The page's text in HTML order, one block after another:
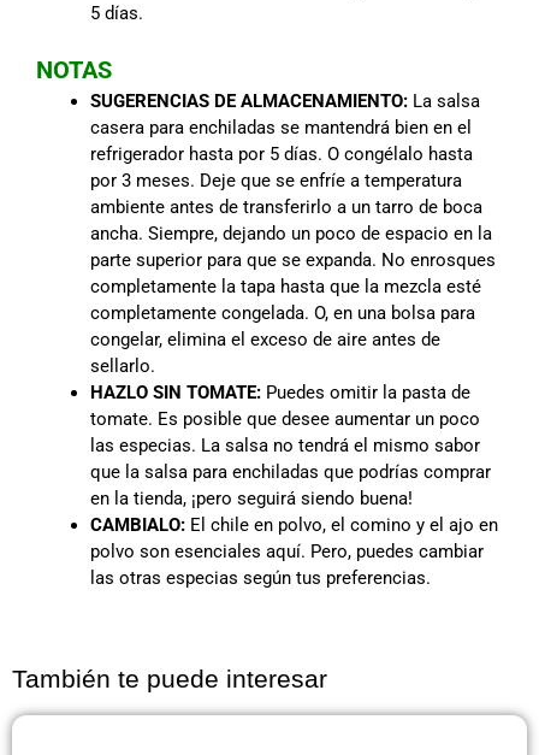
5 días.
NOTAS
SUGERENCIAS DE ALMACENAMIENTO: La salsa
casera para enchiladas se mantendrá bien en el
refrigerador hasta por 5 días. O congélalo hasta
por 3 meses. Deje que se enfríe a temperatura
ambiente antes de transferirlo a un tarro de boca
ancha. Siempre, dejando un poco de espacio en la
parte superior para que se expanda. No enrosques
completamente la tapa hasta que la mezcla esté
completamente congelada. O, en una bolsa para
congelar, elimina el exceso de aire antes de
sellarlo.
HAZLO SIN TOMATE: Puedes omitir la pasta de
tomate. Es posible que desee aumentar un poco
las especias. La salsa no tendrá el mismo sabor
que la salsa para enchiladas que podrías comprar
en la tienda, ¡pero seguirá siendo buena!
CAMBIALO: El chile en polvo, el comino y el ajo en
polvo son esenciales aquí. Pero, puedes cambiar
las otras especias según tus preferencias.
También te puede interesar